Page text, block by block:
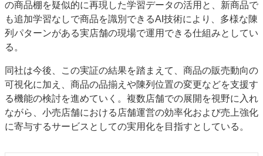
の商品棚を疑似的に再現した学習データの活用と、新商品で
も追加学習なしで商品を識別できるAI技術により、多様な陳
列パターンがある実店舗の現場で運用できる仕組みとしてい
る。
同社は今後、この実証の結果を踏まえて、商品の販売動向の
可視化に加え、商品の品揃えや陳列位置の変更などを支援す
る機能の検討を進めていく。複数店舗での展開を視野に入れ
ながら、小売店舗における店舗運営の効率化および売上強化
に寄与するサービスとしての実用化を目指すとしている。